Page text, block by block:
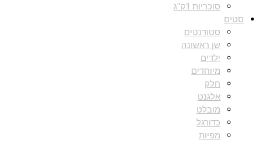
סוכריות 1ק"ג
סטים
סטודנטים
שן ראשונה
ילדים
מיוחדים
חלק
אלגנט
מובלט
כדורגל
מפיות